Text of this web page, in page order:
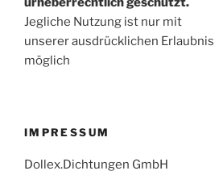
Jegliche Nutzung ist nur mit
unserer ausdrücklichen Erlaubnis
möglich
IMPRESSUM
Dollex.Dichtungen GmbH